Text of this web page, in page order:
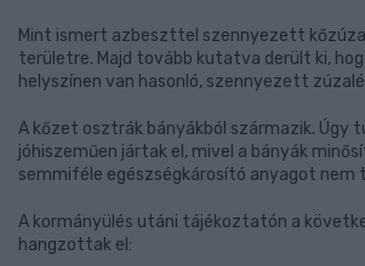
Mint ismert azbeszttel szennyezett
területre. Majd tovább kutatva derült ki,
helyszínen van hasonló, szennyezett
A kőzet osztrák bányákból származik. Úgy
jóhiszeműen jártak el, mivel a bányák
semmiféle egészségkárosító anyagot nem
A kormányülés utáni tájékoztatón a
hangzottak el: